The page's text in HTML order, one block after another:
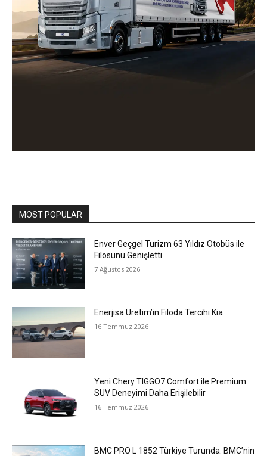
MOST POPULAR
Enver Geçgel Turizm 63 Yıldız Otobüs ile
Filosunu Genişletti
7 Ağustos 2026
Enerjisa Üretim’in Filoda Tercihi Kia
16 Temmuz 2026
Yeni Chery TIGGO7 Comfort ile Premium
SUV Deneyimi Daha Erişilebilir
16 Temmuz 2026
BMC PRO L 1852 Türkiye Turunda: BMC’nin